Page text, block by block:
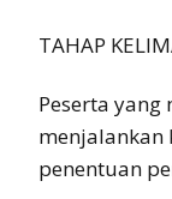
TAHAP
Peserta
menjalankan
penentuan